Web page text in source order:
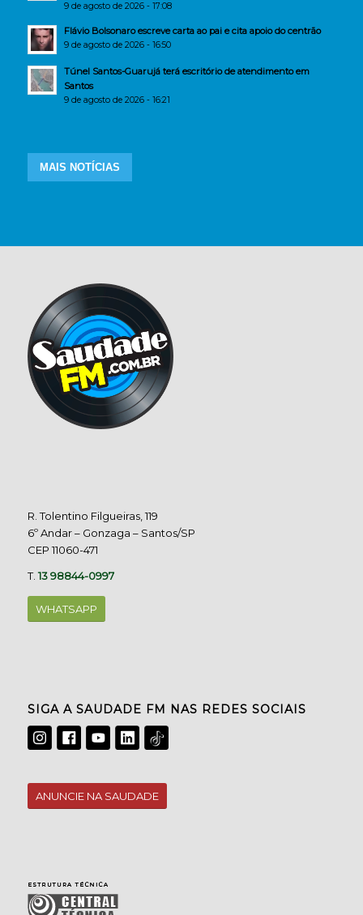
9 de agosto de 2026 - 17:08
Flávio Bolsonaro escreve carta ao pai e cita apoio do centrão
9 de agosto de 2026 - 16:50
Túnel Santos-Guarujá terá escritório de atendimento em
Santos
9 de agosto de 2026 - 16:21
MAIS NOTÍCIAS
R. Tolentino Filgueiras, 119
6º Andar – Gonzaga – Santos/SP
CEP 11060-471
T.13 98844-0997
WHATSAPP
SIGA A SAUDADE FM NAS REDES SOCIAIS
ANUNCIE NA SAUDADE